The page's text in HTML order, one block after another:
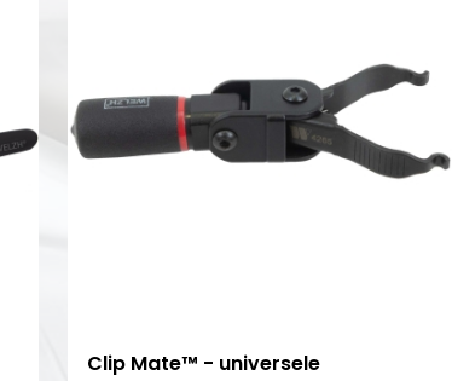
Clip Mate™ - universele